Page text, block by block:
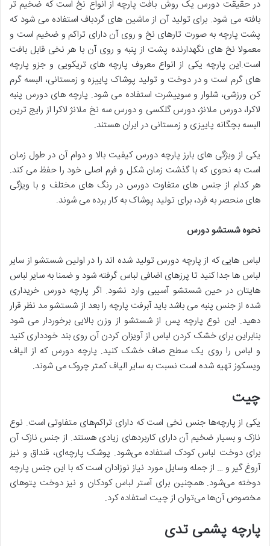
در حقیقت دورس یک روش بافت پارچه از انواع نخ است که ضخیم تر
بافته می شود. برای تولید آن از ماشین های گردباف استفاده می شود که
پشت پارچه به صورت تارهای نخ و روی آن دارای تراکم و ضخیم است و
معمولا نخ های نگهدارنده پشت از پنبه و روی آن با هر نخی قابل بافت
است.این پارچه یکی از انواع معروف پارچه های تریکویی و جزو پارچه
های گرم است و در دوخت و تولید پوشاک پاییزه و زمستانی، البسه‌ گرم
کن ورزشی، شلوار و سوییشرت استفاده می شود. پارچه های دورس پنبه
لاکرا، دورس ملانژ، دورس گلکسی و دورس سه نخ ملانژ لاکرا از رایج ترین
البسه بچگانه پاییزی و زمستانی در ایران هستند.
یکی از ویژگی های بارز پارچه دورس کیفیت بالا و دوام آن در طول زمان
است به نحوی که با گذشت زمان شکل و فرم اصلی خود را حفظ می کند.
هر کدام از جنس های متفاوت دورس در رنگ های مختلف و با ویژگی
های منحصر به فرد، برای تولید پوشاک به کار برده می شوند.
نحوه شستشو دورس
لباس هایی که از پارچه دورس تولید شده اند را در اولین شستشو از سایر
لباس ها جدا کنید تا پرزهای اضافی لباس گرفته شود و ضمنا به سایر لباس
هایتان در حین شستشو آسیبی وارد نشود. اگر پارچه دورس خریداری
شده از جنس پنبه می باشد باید آبرفت پارچه را بعد از شستشو مد نظر قرار
دهید. این نوع پارچه پس از شستشو از وزن بالایی برخوردار می شود
بنابراین برای خشک کردن لباس از آویزان کردن آن روی بند خودداری کنید
و لباس را روی یک سطح صاف خشک کنید. پارچه دورس که از الیاف
ویسکوز تهیه شده است نسبت به سایر الیاف کمتر چروک می شوند.
چیت
یکی از پارچه‌ها جنس نخی است که دارای تراکم‌های متفاوتی است. نوع
نازک و بسیار ضخیم آن دارای کاربردهای زیادی هستند. از جنس نازک آن
برای دوخت لباس کودک استفاده می‌شود. پوشک پارچه‌ای، قنداق و نیز
آروغ گیر و … از جمله وسایل مورد نیاز نوزادان است که با این جنس پارچه
دوخته می‌شود. همچنین برای آستر لباس کودکان و نیز دوخت پتوهای
مخصوص آن‌ها می‌توان از چیت استفاده کرد.
پارچه پشمی تدی